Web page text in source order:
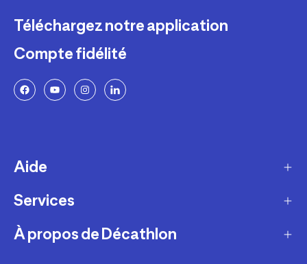
Téléchargez notre application
Compte fidélité
Aide
Livraison
Retours et échanges
Services
Programme de fidélité
À propos de Décathlon